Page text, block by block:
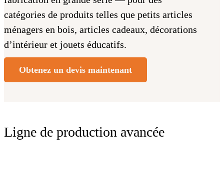
catégories de produits telles que petits articles
ménagers en bois, articles cadeaux, décorations
d’intérieur et jouets éducatifs.
Obtenez un devis maintenant
Ligne de production avancée